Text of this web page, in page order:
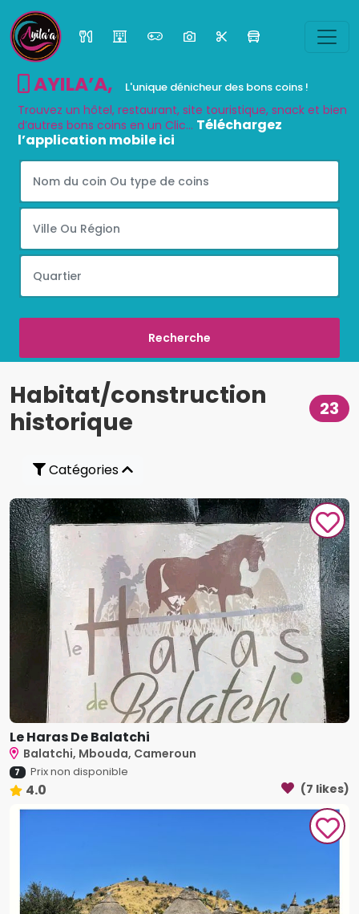
AYILA’A, L'unique dénicheur des bons coins !
Trouvez un hôtel, restaurant, site touristique, snack et bien
d’autres bons coins en un Clic... Téléchargez
l’application mobile ici
Habitat/construction
historique
23
Catégories
Le Haras De Balatchi
Balatchi, Mbouda, Cameroun
7 Prix non disponible
4.0 (7 likes)